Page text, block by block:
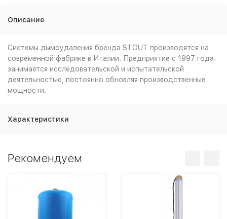
Описание
Системы дымоудаления бренда STOUT производятся на
современной фабрике в Италии. Предприятие с 1997 года
занимается исследовательской и испытательской
деятельностью, постоянно обновляя производственные
мощности.
Характеристики
Рекомендуем